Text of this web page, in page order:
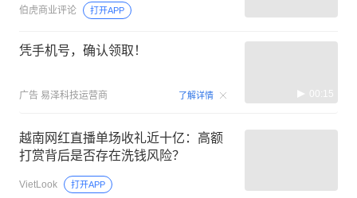
伯虎商业评论 打开APP
凭手机号，确认领取！
广告 易泽科技运营商 了解详情 00:15
越南网红直播单场收礼近十亿：高额
打赏背后是否存在洗钱风险？
VietLook 打开APP